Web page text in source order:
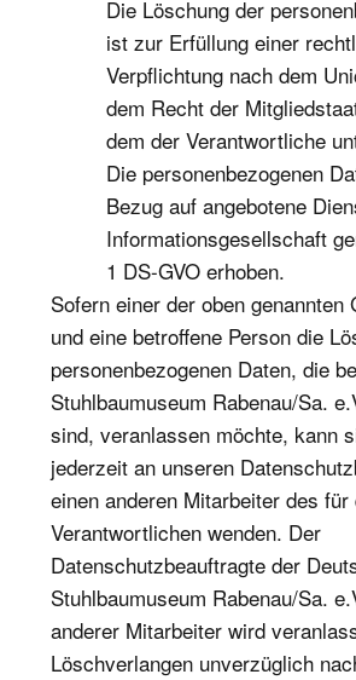
Die Löschung der
ist zur Erfüllung einer
Verpflichtung nach dem
dem Recht der
dem der Verantwortliche
Die personenbezogenen
Bezug auf angebotene
Informationsgesellschaft
1 DS-GVO erhoben.
Sofern einer der oben genannten
und eine betroffene Person die
personenbezogenen Daten, die
Stuhlbaumuseum Rabenau/Sa.
sind, veranlassen möchte, kann
jederzeit an unseren
einen anderen Mitarbeiter des
Verantwortlichen wenden. Der
Datenschutzbeauftragte der
Stuhlbaumuseum Rabenau/Sa.
anderer Mitarbeiter wird
Löschverlangen unverzüglich